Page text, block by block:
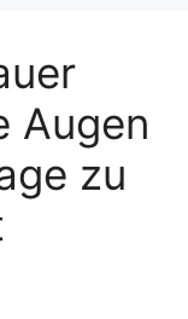
Augen
zu